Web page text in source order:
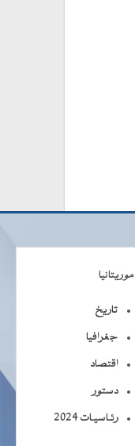
موريتانيا
تاريخ
جغرافيا
اقتصاد
دستور
رئـاسيـات 2024